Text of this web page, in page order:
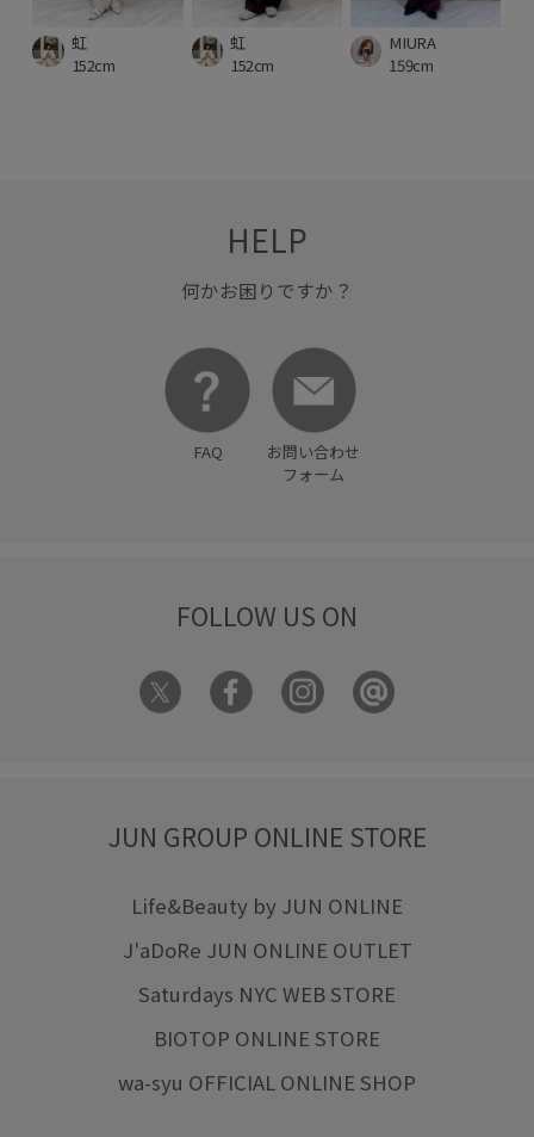
虹
152cm
虹
152cm
MIURA
159cm
HELP
何かお困りですか？
FAQ
お問い合わせ
フォーム
FOLLOW US ON
JUN GROUP ONLINE STORE
Life&Beauty by JUN ONLINE
J'aDoRe JUN ONLINE OUTLET
Saturdays NYC WEB STORE
BIOTOP ONLINE STORE
wa-syu OFFICIAL ONLINE SHOP